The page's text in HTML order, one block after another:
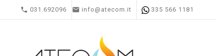
 031.692096  info@atecom.it 335 566 1181